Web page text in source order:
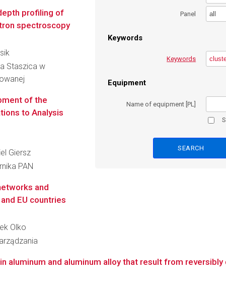
Panel all
Keywords
Keywords
Equipment
Name of equipment [PL]
profiling of
spectroscopy
Staszica w
of the
to Analysis
Giersz
PAN
and
EU countries
Olko
aluminum and aluminum alloy that result from reversibly